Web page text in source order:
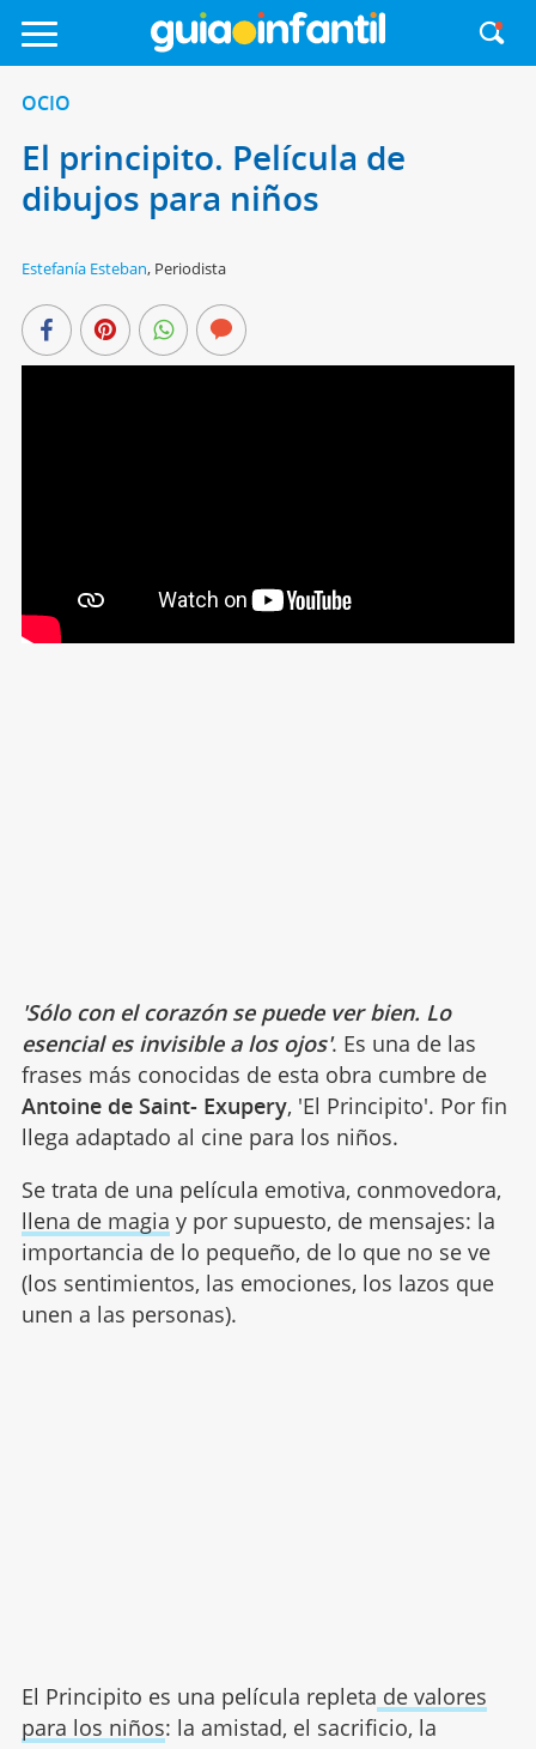
OCIO
El principito. Película de
dibujos para niños
Estefanía Esteban, Periodista
'Sólo con el corazón se puede ver bien. Lo
esencial es invisible a los ojos'. Es una de las
frases más conocidas de esta obra cumbre de
Antoine de Saint- Exupery, 'El Principito'. Por fin
llega adaptado al cine para los niños.
Se trata de una película emotiva, conmovedora,
llena de magia y por supuesto, de mensajes: la
importancia de lo pequeño, de lo que no se ve
(los sentimientos, las emociones, los lazos que
unen a las personas).
El Principito es una película repleta de valores
para los niños: la amistad, el sacrificio, la